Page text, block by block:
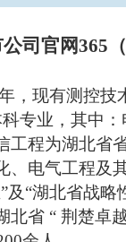
司官网365
，现有测控
专业，其中
工程为湖北省
电气工程及
“湖北省战
省 “ 荆楚卓